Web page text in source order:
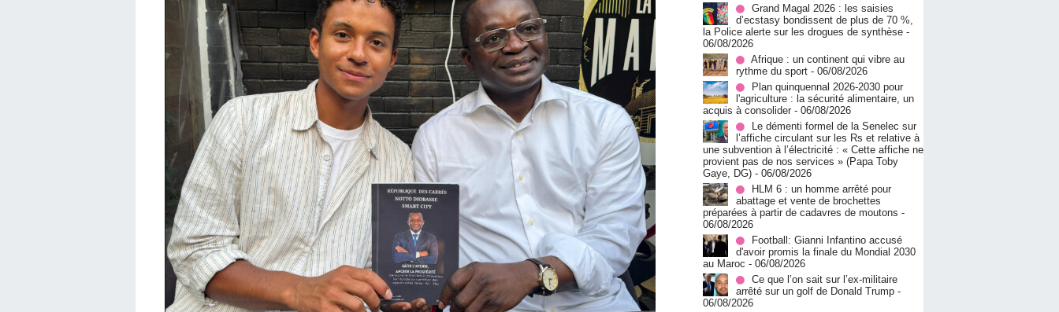
Grand Magal 2026 : les saisies
d’ecstasy bondissent de plus de 70 %,
la Police alerte sur les drogues de synthèse -
06/08/2026
Afrique : un continent qui vibre au
rythme du sport - 06/08/2026
Plan quinquennal 2026-2030 pour
l'agriculture : la sécurité alimentaire, un
acquis à consolider - 06/08/2026
Le démenti formel de la Senelec sur
l’affiche circulant sur les Rs et relative à
une subvention à l’électricité : « Cette affiche ne
provient pas de nos services » (Papa Toby
Gaye, DG) - 06/08/2026
HLM 6 : un homme arrêté pour
abattage et vente de brochettes
préparées à partir de cadavres de moutons -
06/08/2026
Football: Gianni Infantino accusé
d'avoir promis la finale du Mondial 2030
au Maroc - 06/08/2026
Ce que l’on sait sur l’ex-militaire
arrêté sur un golf de Donald Trump -
06/08/2026